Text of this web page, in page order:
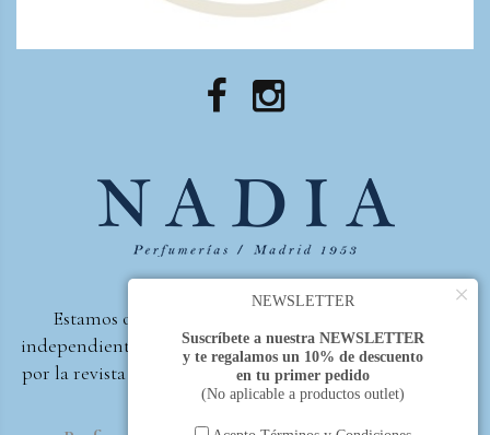
Estamos orgullosos de ser la primera perfumería
independiente de España, en recibir el premio otorgado
por la revista Beautyproof en 2015 a la mejor perfumería
de autor.
×
NEWSLETTER
Suscríbete a nuestra NEWSLETTER
y te regalamos un 10% de descuento
en tu primer pedido
(No aplicable a productos outlet)